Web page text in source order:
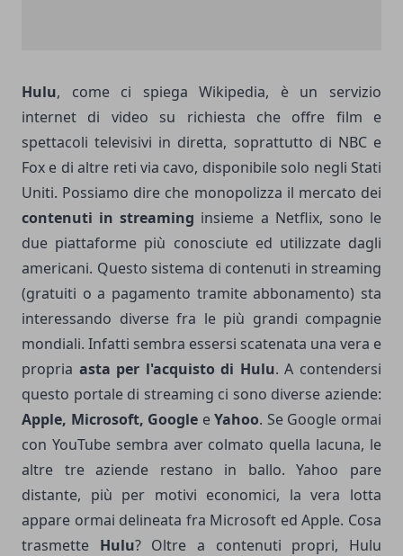
Hulu, come ci spiega Wikipedia, è un servizio
internet di video su richiesta che offre film e
spettacoli televisivi in diretta, soprattutto di NBC e
Fox e di altre reti via cavo, disponibile solo negli Stati
Uniti. Possiamo dire che monopolizza il mercato dei
contenuti in streaming insieme a Netflix, sono le
due piattaforme più conosciute ed utilizzate dagli
americani. Questo sistema di contenuti in streaming
(gratuiti o a pagamento tramite abbonamento) sta
interessando diverse fra le più grandi compagnie
mondiali. Infatti sembra essersi scatenata una vera e
propria asta per l'acquisto di Hulu. A contendersi
questo portale di streaming ci sono diverse aziende:
Apple, Microsoft, Google eYahoo. Se Google ormai
con YouTube sembra aver colmato quella lacuna, le
altre tre aziende restano in ballo. Yahoo pare
distante, più per motivi economici, la vera lotta
appare ormai delineata fra Microsoft ed Apple. Cosa
trasmette Hulu? Oltre a contenuti propri, Hulu